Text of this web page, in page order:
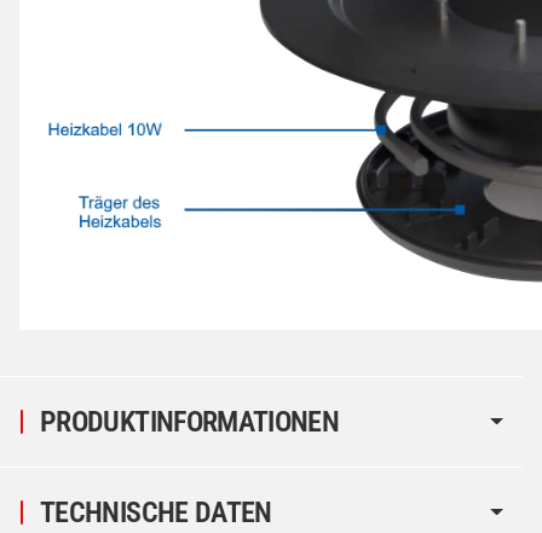
PRODUKTINFORMATIONEN
TECHNISCHE DATEN